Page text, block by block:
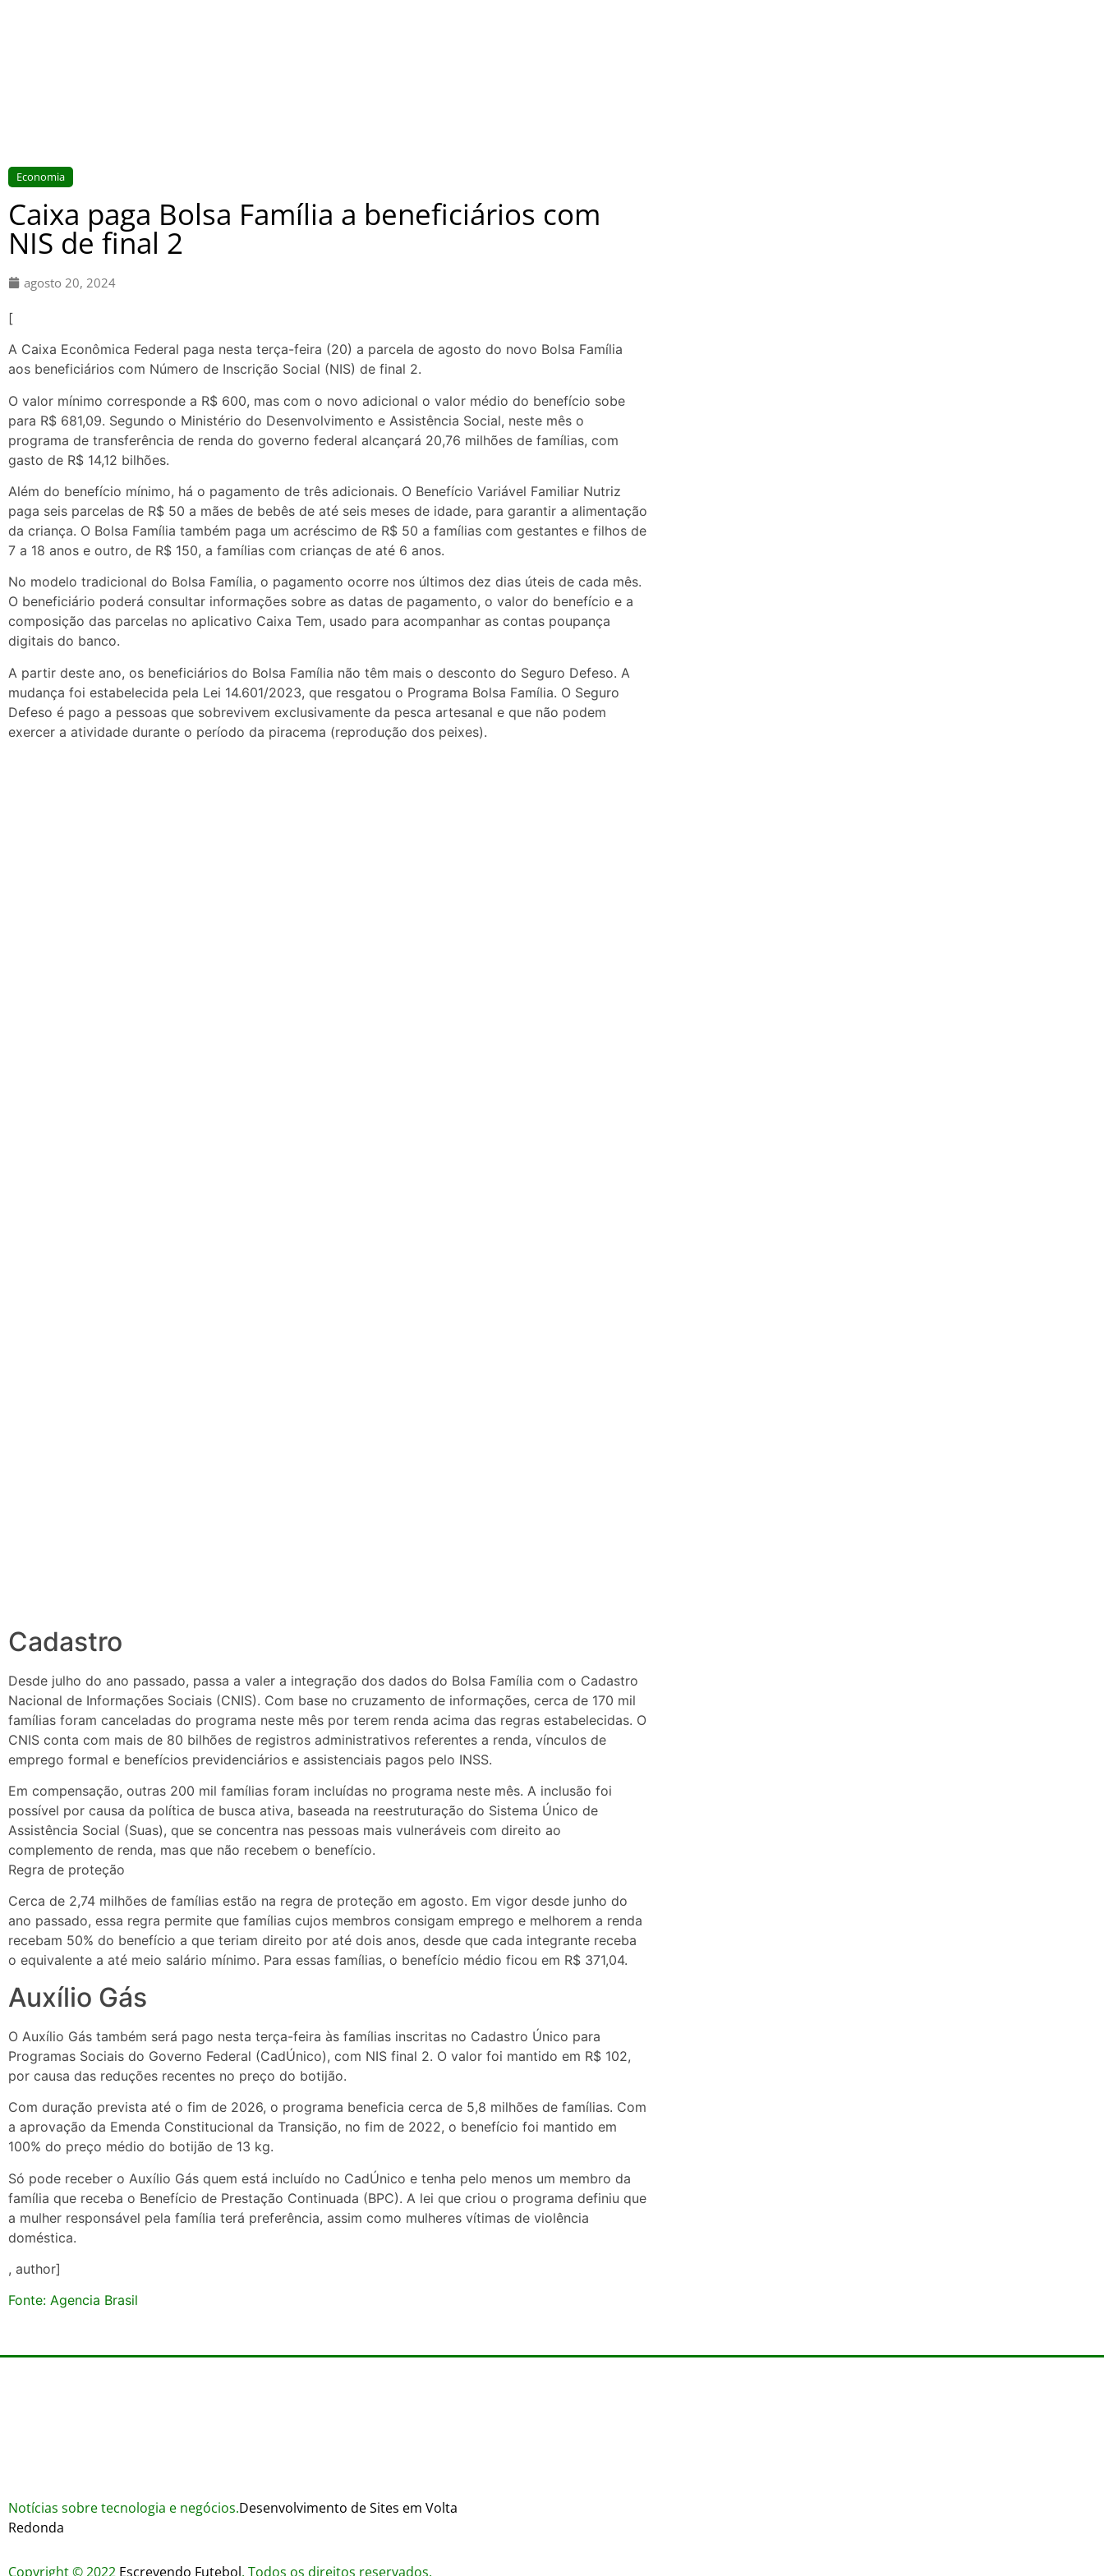
Economia
Caixa paga Bolsa Família a beneficiários com
NIS de final 2
agosto 20, 2024
[
A Caixa Econômica Federal paga nesta terça-feira (20) a parcela de agosto do novo Bolsa Família
aos beneficiários com Número de Inscrição Social (NIS) de final 2.
O valor mínimo corresponde a R$ 600, mas com o novo adicional o valor médio do benefício sobe
para R$ 681,09. Segundo o Ministério do Desenvolvimento e Assistência Social, neste mês o
programa de transferência de renda do governo federal alcançará 20,76 milhões de famílias, com
gasto de R$ 14,12 bilhões.
Além do benefício mínimo, há o pagamento de três adicionais. O Benefício Variável Familiar Nutriz
paga seis parcelas de R$ 50 a mães de bebês de até seis meses de idade, para garantir a alimentação
da criança. O Bolsa Família também paga um acréscimo de R$ 50 a famílias com gestantes e filhos de
7 a 18 anos e outro, de R$ 150, a famílias com crianças de até 6 anos.
No modelo tradicional do Bolsa Família, o pagamento ocorre nos últimos dez dias úteis de cada mês.
O beneficiário poderá consultar informações sobre as datas de pagamento, o valor do benefício e a
composição das parcelas no aplicativo Caixa Tem, usado para acompanhar as contas poupança
digitais do banco.
A partir deste ano, os beneficiários do Bolsa Família não têm mais o desconto do Seguro Defeso. A
mudança foi estabelecida pela Lei 14.601/2023, que resgatou o Programa Bolsa Família. O Seguro
Defeso é pago a pessoas que sobrevivem exclusivamente da pesca artesanal e que não podem
exercer a atividade durante o período da piracema (reprodução dos peixes).
Cadastro
Desde julho do ano passado, passa a valer a integração dos dados do Bolsa Família com o Cadastro
Nacional de Informações Sociais (CNIS). Com base no cruzamento de informações, cerca de 170 mil
famílias foram canceladas do programa neste mês por terem renda acima das regras estabelecidas. O
CNIS conta com mais de 80 bilhões de registros administrativos referentes a renda, vínculos de
emprego formal e benefícios previdenciários e assistenciais pagos pelo INSS.
Em compensação, outras 200 mil famílias foram incluídas no programa neste mês. A inclusão foi
possível por causa da política de busca ativa, baseada na reestruturação do Sistema Único de
Assistência Social (Suas), que se concentra nas pessoas mais vulneráveis com direito ao
complemento de renda, mas que não recebem o benefício.
Regra de proteção
Cerca de 2,74 milhões de famílias estão na regra de proteção em agosto. Em vigor desde junho do
ano passado, essa regra permite que famílias cujos membros consigam emprego e melhorem a renda
recebam 50% do benefício a que teriam direito por até dois anos, desde que cada integrante receba
o equivalente a até meio salário mínimo. Para essas famílias, o benefício médio ficou em R$ 371,04.
Auxílio Gás
O Auxílio Gás também será pago nesta terça-feira às famílias inscritas no Cadastro Único para
Programas Sociais do Governo Federal (CadÚnico), com NIS final 2. O valor foi mantido em R$ 102,
por causa das reduções recentes no preço do botijão.
Com duração prevista até o fim de 2026, o programa beneficia cerca de 5,8 milhões de famílias. Com
a aprovação da Emenda Constitucional da Transição, no fim de 2022, o benefício foi mantido em
100% do preço médio do botijão de 13 kg.
Só pode receber o Auxílio Gás quem está incluído no CadÚnico e tenha pelo menos um membro da
família que receba o Benefício de Prestação Continuada (BPC). A lei que criou o programa definiu que
a mulher responsável pela família terá preferência, assim como mulheres vítimas de violência
doméstica.
, author]
Fonte: Agencia Brasil
Notícias sobre tecnologia e negócios.Desenvolvimento de Sites em Volta
Redonda
Copyright © 2022 Escrevendo Futebol. Todos os direitos reservados.